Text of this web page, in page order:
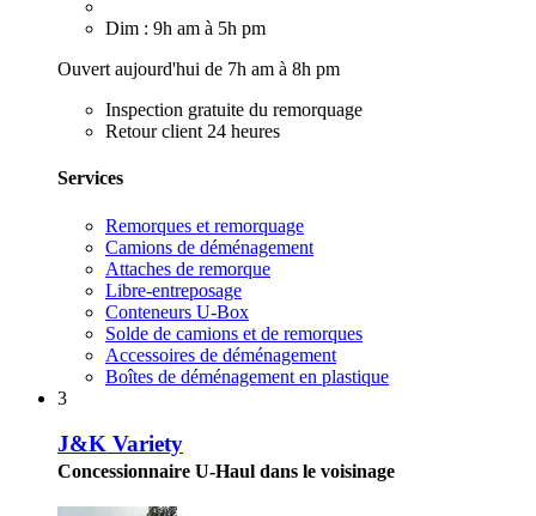
Dim : 9h am à 5h pm
Ouvert aujourd'hui de 7h am à 8h pm
Inspection gratuite du remorquage
Retour client 24 heures
Services
Remorques et remorquage
Camions de déménagement
Attaches de remorque
Libre-entreposage
Conteneurs U-Box
Solde de camions et de remorques
Accessoires de déménagement
Boîtes de déménagement en plastique
3
J&K Variety
Concessionnaire U-Haul dans le voisinage